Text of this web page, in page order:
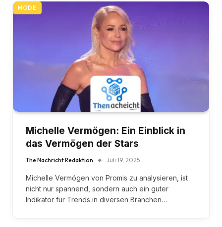
MODE
Michelle Vermögen: Ein Einblick in
das Vermögen der Stars
The Nachricht Redaktion Juli 19, 2025
Michelle Vermögen von Promis zu analysieren, ist
nicht nur spannend, sondern auch ein guter
Indikator für Trends in diversen Branchen…